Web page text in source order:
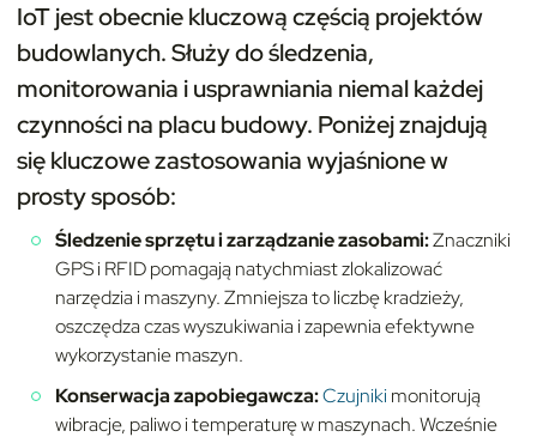
IoT jest obecnie kluczową częścią projektów
budowlanych. Służy do śledzenia,
monitorowania i usprawniania niemal każdej
czynności na placu budowy. Poniżej znajdują
się kluczowe zastosowania wyjaśnione w
prosty sposób:
Śledzenie sprzętu i zarządzanie zasobami:Znaczniki
GPS i RFID pomagają natychmiast zlokalizować
narzędzia i maszyny. Zmniejsza to liczbę kradzieży,
oszczędza czas wyszukiwania i zapewnia efektywne
wykorzystanie maszyn.
Konserwacja zapobiegawcza:Czujnikimonitorują
wibracje, paliwo i temperaturę w maszynach. Wcześnie